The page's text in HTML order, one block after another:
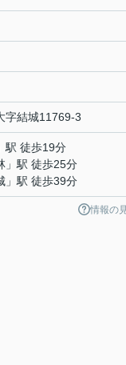
字結城11769-3
駅 徒歩19分
」駅 徒歩25分
」駅 徒歩39分
情報の